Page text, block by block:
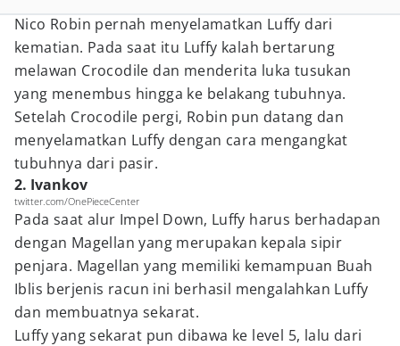
Nico Robin pernah menyelamatkan Luffy dari
kematian. Pada saat itu Luffy kalah bertarung
melawan Crocodile dan menderita luka tusukan
yang menembus hingga ke belakang tubuhnya.
Setelah Crocodile pergi, Robin pun datang dan
menyelamatkan Luffy dengan cara mengangkat
tubuhnya dari pasir.
2. Ivankov
twitter.com/OnePieceCenter
Pada saat alur Impel Down, Luffy harus berhadapan
dengan Magellan yang merupakan kepala sipir
penjara. Magellan yang memiliki kemampuan Buah
Iblis berjenis racun ini berhasil mengalahkan Luffy
dan membuatnya sekarat.
Luffy yang sekarat pun dibawa ke level 5, lalu dari